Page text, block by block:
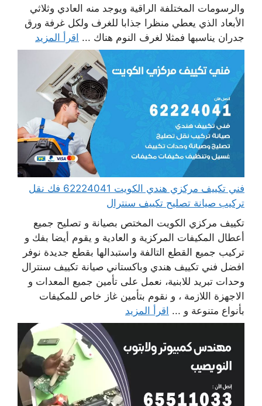
والرسومات المختلفة الراقية ويوجد منه العادي وثلاثي
الأبعاد الذي يعطي منظرا جذابا للغرف ولكل غرفة ورق
جدران يناسبها فمثلا لغرف النوم هناك ... اقرأ المزيد
فني تكييف مركزي هندي الكويت 62224041 فك نقل
تركيب صيانة تصليح تكييف سنترال
تكييف مركزي الكويت المختص بصيانة و تصليح جميع
أعطال المكيفات المركزية و العادية و يقوم أيضا بفك و
تركيب جميع القطع التالفة واستبدالها بقطع جديدة نوفر
افضل فني تكييف هندي وباكستاني صيانة تكييف سنترال
وحدات تبريد للابنية، نعمل على تأمين جميع المعدات و
الاجهزة اللازمة ، و نقوم بتأمين غاز خاص للمكيفات
بأنواع متنوعة و ... اقرأ المزيد